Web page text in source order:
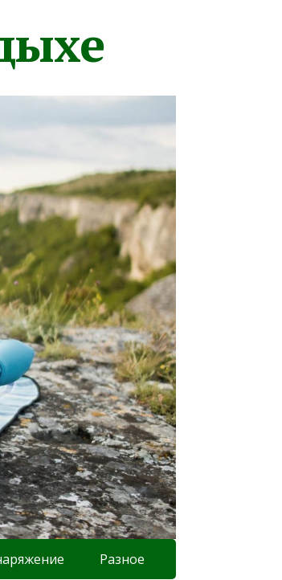
Разное